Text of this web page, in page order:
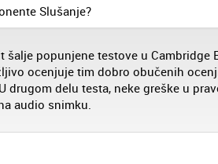
Slušanje?
šalje popunjene testove u Cambridge
ocenjuje tim dobro obučenih
drugom delu testa, neke greške u
audio snimku.